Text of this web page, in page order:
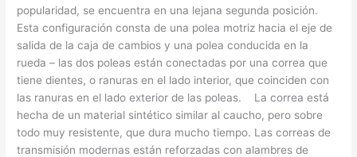
popularidad, se encuentra en una lejana segunda posición.
Esta configuración consta de una polea motriz hacia el eje de
salida de la caja de cambios y una polea conducida en la
rueda – las dos poleas están conectadas por una correa que
tiene dientes, o ranuras en el lado interior, que coinciden con
las ranuras en el lado exterior de las poleas. La correa está
hecha de un material sintético similar al caucho, pero sobre
todo muy resistente, que dura mucho tiempo. Las correas de
transmisión modernas están reforzadas con alambres de